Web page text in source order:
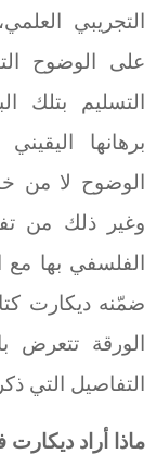
التجريبي
على الوضوح
التسليم بتلك
برهانها
الوضوح لا من
وغير ذلك من
الفلسفي بها مع
ضمّنه ديكارت
الورقة تتعرض
التفاصيل التي
ماذا أراد